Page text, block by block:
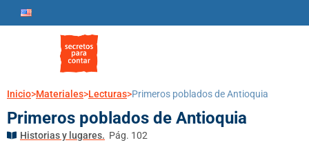
Inicio>Materiales>Lecturas>Primeros poblados de Antioquia
Primeros poblados de Antioquia
Historias y lugares. Pág. 102